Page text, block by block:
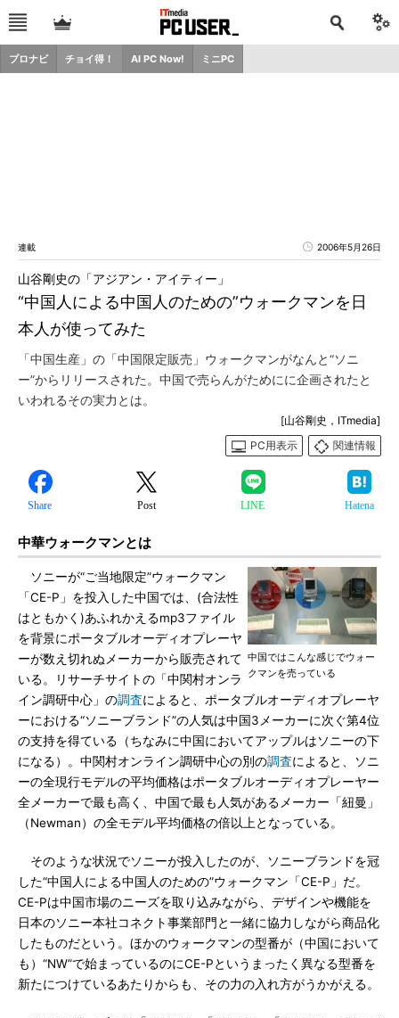
プロナビ チョイ得！ AI PC Now! ミニPC
連載 2006年5月26日
“中国人による中国人のための”ウォークマンを日
本人が使ってみた
山谷剛史の「アジアン・アイティー」
「中国生産」の「中国限定販売」ウォークマンがなんと“ソニ
ー”からリリースされた。中国で売らんがためにに企画されたと
いわれるその実力とは。
[山谷剛史，ITmedia]
PC用表示
関連情報
Share Post LINE Hatena
中華ウォークマンとは
中国ではこんな感じでウォー
クマンを売っている
ソニーが“ご当地限定”ウォークマン
「CE-P」を投入した中国では、(合法性
はともかく)あふれかえるmp3ファイル
を背景にポータブルオーディオプレーヤ
ーが数え切れぬメーカーから販売されて
いる。リサーチサイトの「中関村オンラ
イン調研中心」の調査によると、ポータブルオーディオプレーヤ
ーにおける“ソニーブランド”の人気は中国3メーカーに次ぐ第4位
の支持を得ている（ちなみに中国においてアップルはソニーの下
になる）。中関村オンライン調研中心の別の調査によると、ソニ
ーの全現行モデルの平均価格はポータブルオーディオプレーヤー
全メーカーで最も高く、中国で最も人気があるメーカー「紐曼」
（Newman）の全モデル平均価格の倍以上となっている。
そのような状況でソニーが投入したのが、ソニーブランドを冠
した“中国人による中国人のための”ウォークマン「CE-P」だ。
CE-Pは中国市場のニーズを取り込みながら、デザインや機能を
日本のソニー本社コネクト事業部門と一緒に協力しながら商品化
したものだという。ほかのウォークマンの型番が（中国において
も）“NW”で始まっているのにCE-Pというまったく異なる型番を
新たにつけているあたりからも、その力の入れ方がうかがえる。